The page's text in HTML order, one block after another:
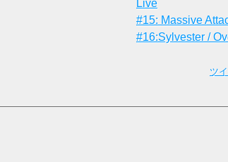
Live
#15: Massive
#16:Sylvester /
ツ